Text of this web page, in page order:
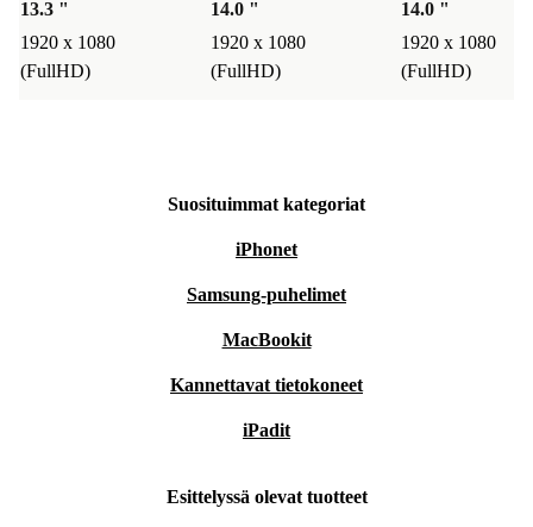
13.3 "
1920 x 1080
(FullHD)
14.0 "
1920 x 1080
(FullHD)
14.0 "
1920 x 1080
(FullHD)
Suosituimmat kategoriat
iPhonet
Samsung-puhelimet
MacBookit
Kannettavat tietokoneet
iPadit
Esittelyssä olevat tuotteet